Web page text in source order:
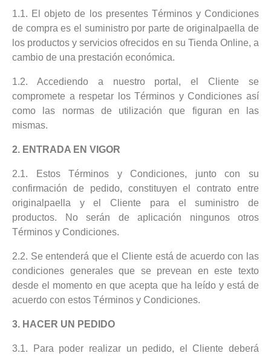
1.1. El objeto de los presentes Términos y Condiciones
de compra es el suministro por parte de originalpaella de
los productos y servicios ofrecidos en su Tienda Online, a
cambio de una prestación económica.
1.2. Accediendo a nuestro portal, el Cliente se
compromete a respetar los Términos y Condiciones así
como las normas de utilización que figuran en las
mismas.
2. ENTRADA EN VIGOR
2.1. Estos Términos y Condiciones, junto con su
confirmación de pedido, constituyen el contrato entre
originalpaella y el Cliente para el suministro de
productos. No serán de aplicación ningunos otros
Términos y Condiciones.
2.2. Se entenderá que el Cliente está de acuerdo con las
condiciones generales que se prevean en este texto
desde el momento en que acepta que ha leído y está de
acuerdo con estos Términos y Condiciones.
3. HACER UN PEDIDO
3.1. Para poder realizar un pedido, el Cliente deberá